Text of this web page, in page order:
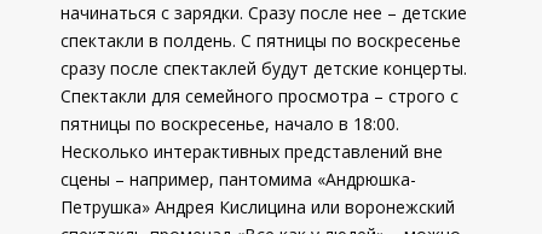
начинаться с зарядки. Сразу после нее – детские
спектакли в полдень. С пятницы по воскресенье
сразу после спектаклей будут детские концерты.
Спектакли для семейного просмотра – строго с
пятницы по воскресенье, начало в 18:00.
Несколько интерактивных представлений вне
сцены – например, пантомима «Андрюшка-
Петрушка» Андрея Кислицина или воронежский